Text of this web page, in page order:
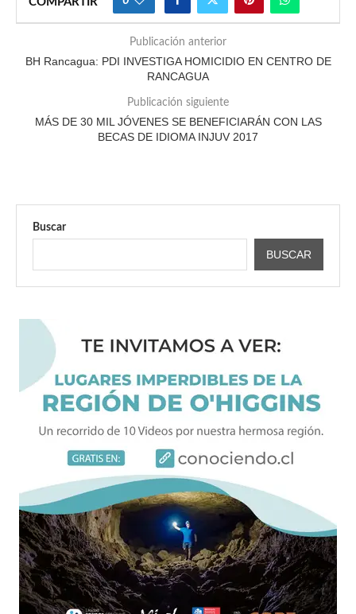
Publicación anterior
BH Rancagua: PDI INVESTIGA HOMICIDIO EN CENTRO DE
RANCAGUA
Publicación siguiente
MÁS DE 30 MIL JÓVENES SE BENEFICIARÁN CON LAS
BECAS DE IDIOMA INJUV 2017
Buscar
BUSCAR